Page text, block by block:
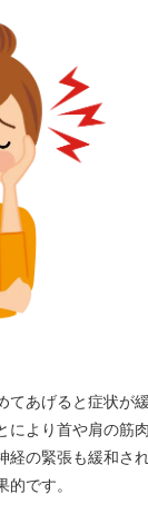
てあげると症状が
により首や肩の筋
経の緊張も緩和され
です。